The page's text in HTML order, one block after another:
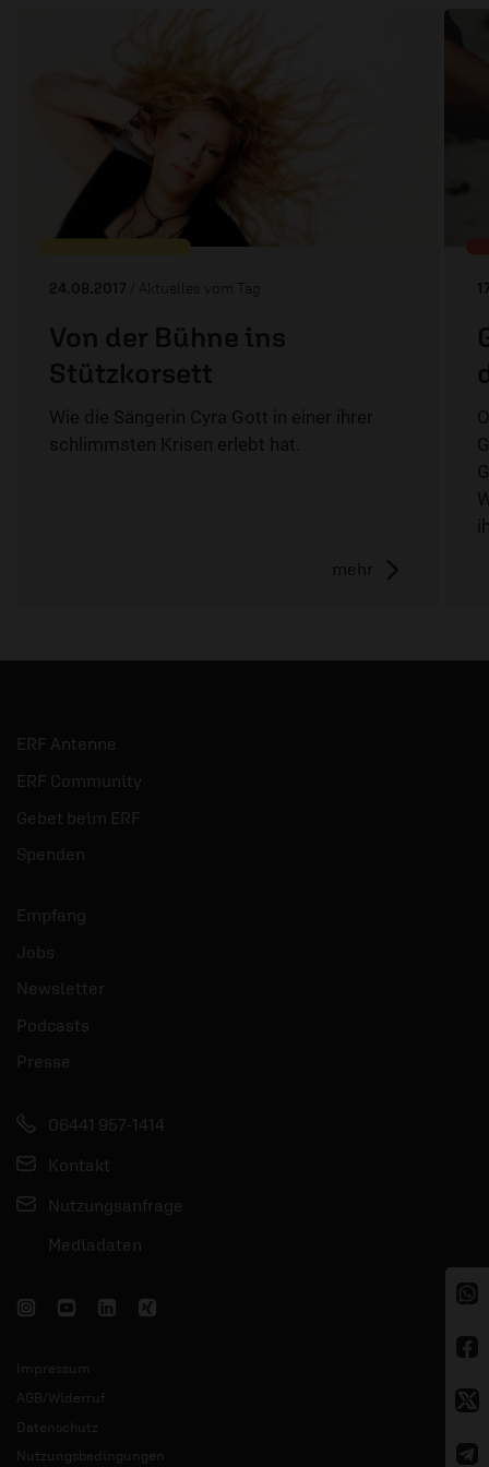
24.08.2017 / Aktuelles vom Tag
Von der Bühne ins
Stützkorsett
Wie die Sängerin Cyra Gott in einer ihrer
schlimmsten Krisen erlebt hat.
mehr
ERF Antenne
ERF Community
Gebet beim ERF
Spenden
Empfang
Jobs
Newsletter
Podcasts
Presse
06441 957-1414
Kontakt
Nutzungsanfrage
Mediadaten
Impressum
AGB/Widerruf
Datenschutz
Nutzungsbedingungen